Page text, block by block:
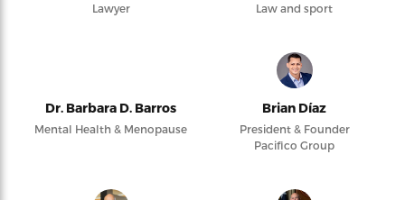
Lawyer Law and sport
Dr. Barbara D. Barros
Mental Health & Menopause
Brian Díaz
President & Founder
Pacifico Group